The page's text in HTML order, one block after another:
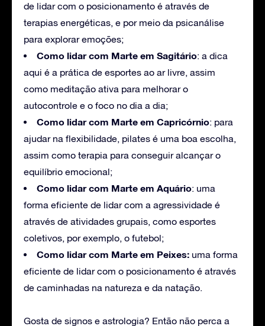
de lidar com o posicionamento é através de
terapias energéticas, e por meio da psicanálise
para explorar emoções;
Como lidar com Marte em Sagitário: a dica
aqui é a prática de esportes ao ar livre, assim
como meditação ativa para melhorar o
autocontrole e o foco no dia a dia;
Como lidar com Marte em Capricórnio: para
ajudar na flexibilidade, pilates é uma boa escolha,
assim como terapia para conseguir alcançar o
equilíbrio emocional;
Como lidar com Marte em Aquário: uma
forma eficiente de lidar com a agressividade é
através de atividades grupais, como esportes
coletivos, por exemplo, o futebol;
Como lidar com Marte em Peixes: uma forma
eficiente de lidar com o posicionamento é através
de caminhadas na natureza e da natação.
Gosta de signos e astrologia? Então não perca a